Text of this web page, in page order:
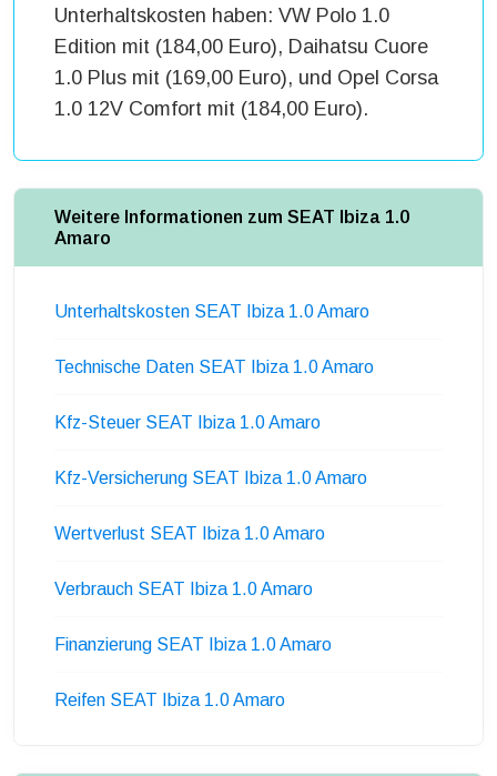
Unterhaltskosten haben: VW Polo 1.0
Edition mit (184,00 Euro), Daihatsu Cuore
1.0 Plus mit (169,00 Euro), und Opel Corsa
1.0 12V Comfort mit (184,00 Euro).
Weitere Informationen zum SEAT Ibiza 1.0
Amaro
Unterhaltskosten SEAT Ibiza 1.0 Amaro
Technische Daten SEAT Ibiza 1.0 Amaro
Kfz-Steuer SEAT Ibiza 1.0 Amaro
Kfz-Versicherung SEAT Ibiza 1.0 Amaro
Wertverlust SEAT Ibiza 1.0 Amaro
Verbrauch SEAT Ibiza 1.0 Amaro
Finanzierung SEAT Ibiza 1.0 Amaro
Reifen SEAT Ibiza 1.0 Amaro